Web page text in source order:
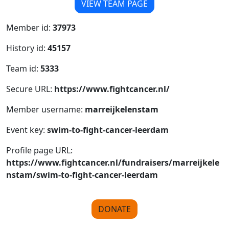
VIEW TEAM PAGE
Member id: 37973
History id: 45157
Team id: 5333
Secure URL: https://www.fightcancer.nl/
Member username: marreijkelenstam
Event key: swim-to-fight-cancer-leerdam
Profile page URL:
https://www.fightcancer.nl/fundraisers/marreijkele
nstam/swim-to-fight-cancer-leerdam
DONATE